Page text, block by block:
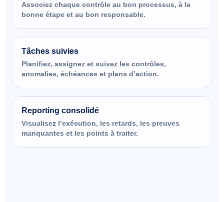
Associez chaque contrôle au bon processus, à la
bonne étape et au bon responsable.
Tâches suivies
Planifiez, assignez et suivez les contrôles,
anomalies, échéances et plans d’action.
Reporting consolidé
Visualisez l’exécution, les retards, les preuves
manquantes et les points à traiter.